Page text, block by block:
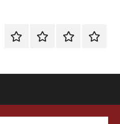
EspecialEnoturismoRanking